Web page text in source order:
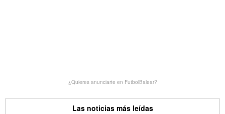
¿Quieres anunciarte en FutbolBalear?
Las noticias más leídas